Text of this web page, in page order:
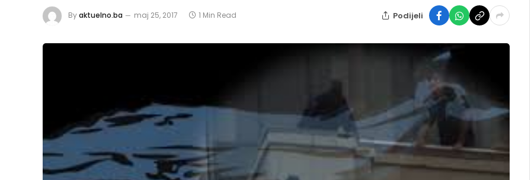
Byaktuelno.ba maj 25, 2017 1 Min Read Podijeli